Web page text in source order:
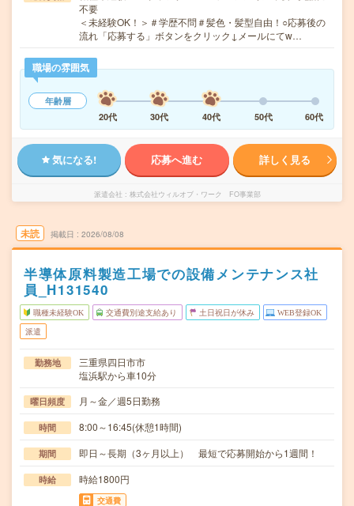
不要
＜未経験OK！＞＃学歴不問＃髪色・髪型自由！○応募後の
流れ「応募する」ボタンをクリック↓メールにてw…
職場の雰囲気
年齢層
20代
30代 40代 50代 60代
気になる! 応募へ進む 詳しく見る
派遣会社 株式会社ウィルオブ・ワーク FO事業部
未読 掲載日 2026/08/08
半導体原料製造工場での設備メンテナンス社
員_H131540
職種未経験OK 交通費別途支給あり 土日祝日が休み WEB登録OK
派遣
勤務地
三重県四日市市
塩浜駅から車10分
曜日頻度 月～金／週5日勤務
時間 8:00～16:45(休憩1時間)
期間 即日～長期（3ヶ月以上） 最短で応募開始から1週間！
時給 時給1800円
交通費